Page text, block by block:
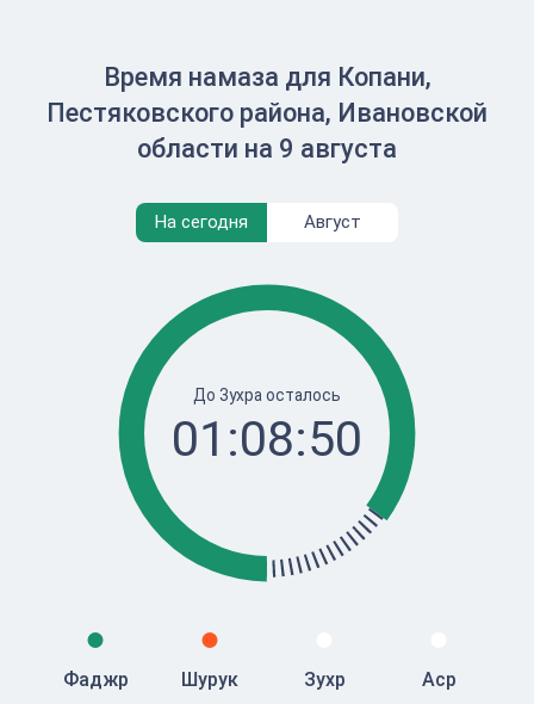
Время намаза для Копани,
Пестяковского района, Ивановской
области на 9 августа
На сегодня Август
До Зухра осталось
01:08:50
Фаджр Шурук Зухр Аср